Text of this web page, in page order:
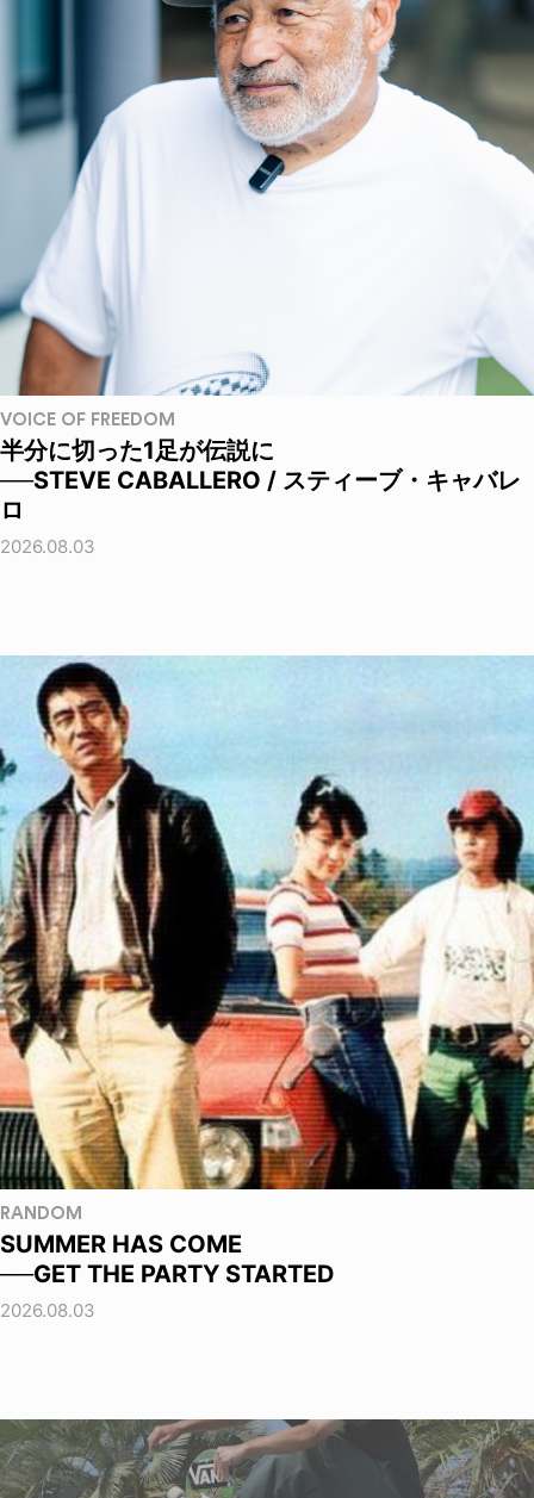
VOICE OF FREEDOM
半分に切った1足が伝説に
──STEVE CABALLERO / スティーブ・キャバレ
ロ
2026.08.03
RANDOM
SUMMER HAS COME
──GET THE PARTY STARTED
2026.08.03